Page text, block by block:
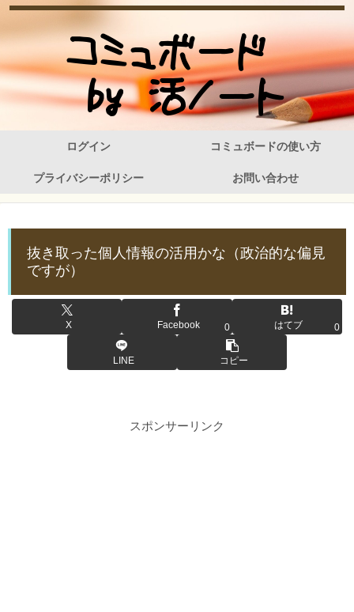
ログイン コミュボードの使い方
プライバシーポリシー お問い合わせ
抜き取った個人情報の活用かな（政治的な偏見
ですが）
X Facebook 0 はてブ 0
LINE コピー
スポンサーリンク